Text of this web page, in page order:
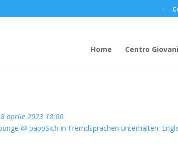
Home Centro
aprile 2023 18:00
@ pappSich in Fremdsprachen unterhalten: